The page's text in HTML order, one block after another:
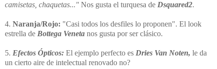
camisetas, chaquetas..." Nos gusta el turquesa de Dsquared2.
4. Naranja/Rojo: "Casi todos los desfiles lo proponen". El look
estrella de Bottega Veneta nos gusta por ser clásico.
5. Efectos Ópticos: El ejemplo perfecto es Dries Van Noten, le da
un cierto aire de intelectual renovado no?